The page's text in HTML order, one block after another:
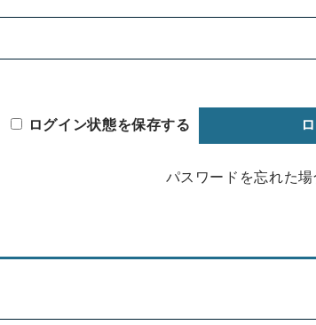
ログイン状態を保存する
パスワードを忘れた